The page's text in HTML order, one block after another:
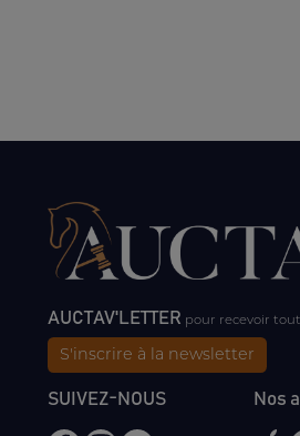
AUCTAV'LETTER pour recevoir
S'inscrire à la newsletter
SUIVEZ-NOUS Nos